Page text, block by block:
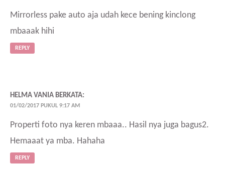
Mirrorless pake auto aja udah kece bening kinclong
mbaaak hihi
REPLY
HELMA VANIA BERKATA:
01/02/2017 PUKUL 9:17 AM
Properti foto nya keren mbaaa.. Hasil nya juga bagus2.
Hemaaat ya mba. Hahaha
REPLY